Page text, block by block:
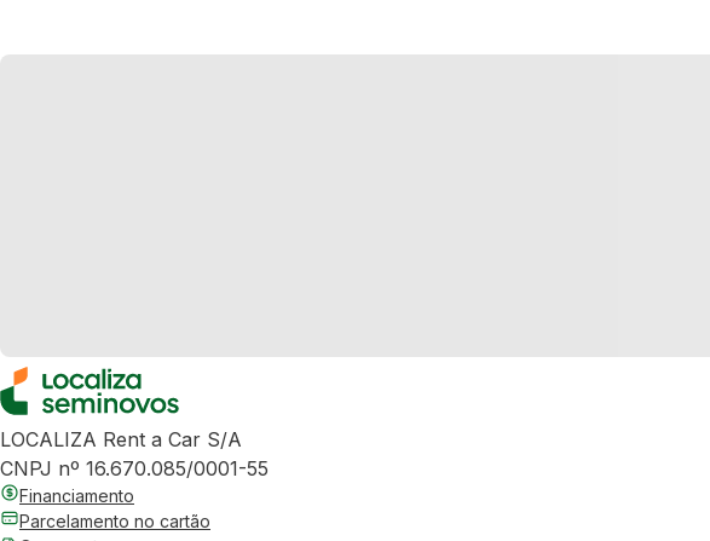
LOCALIZA Rent a Car S/A
CNPJ nº 16.670.085/0001-55
Financiamento
Parcelamento no cartão